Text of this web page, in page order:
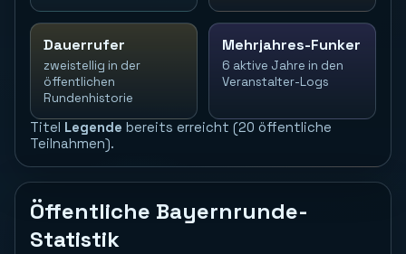
Dauerrufer
zweistellig in der
öffentlichen
Rundenhistorie
Mehrjahres-Funker
6 aktive Jahre in den
Veranstalter-Logs
Titel Legende bereits erreicht (20 öffentliche
Teilnahmen).
Öffentliche Bayernrunde-
Statistik